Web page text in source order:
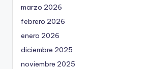
marzo 2026
febrero 2026
enero 2026
diciembre 2025
noviembre 2025